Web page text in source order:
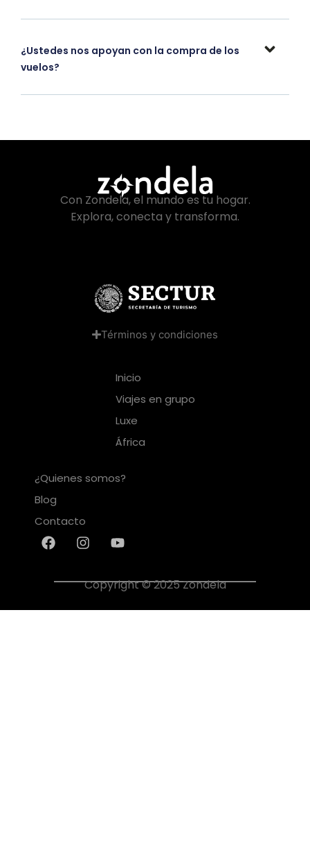
¿Ustedes nos apoyan con la compra de los
vuelos?
Con Zondela, el mundo es tu hogar.
Explora, conecta y transforma.
Términos y condiciones
Inicio
Viajes en grupo
Luxe
África
¿Quienes somos?
Blog
Contacto
Copyright © 2025 Zondela